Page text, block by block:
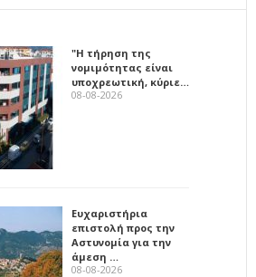
"Η τήρηση της
νομιμότητας είναι
υποχρεωτική, κύριε…
08-08-2026
Ευχαριστήρια
επιστολή προς την
Αστυνομία για την
άμεση …
08-08-2026